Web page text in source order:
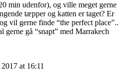
min udenfor), og ville meget gerne
tæpper og katten er taget? Er
vil gerne finde “the perfect place”..
gerne gå “snapt” med Marrakech
at 16:11